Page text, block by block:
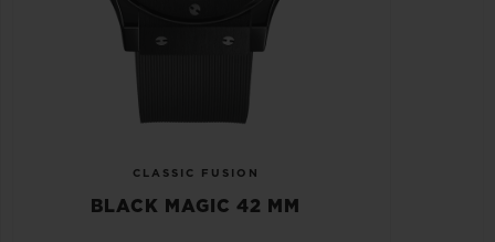
CLASSIC FUSION
BLACK MAGIC 42 MM